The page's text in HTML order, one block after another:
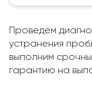
Проведем
устранения
выполним
гарантию на